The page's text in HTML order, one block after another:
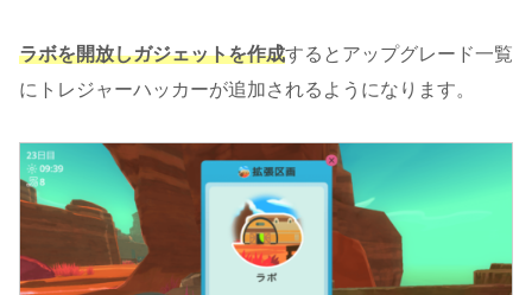
ラボを開放しガジェットを作成するとアップグレード一覧
にトレジャーハッカーが追加されるようになります。